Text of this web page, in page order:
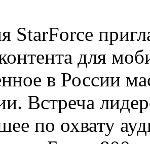
StarForce
для
в России
Встреча
по охвату